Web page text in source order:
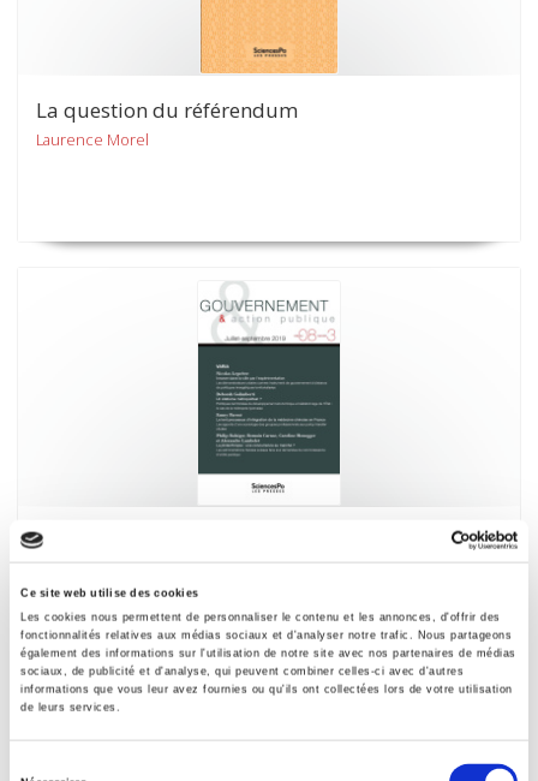
Ce site web utilise des cookies
Les cookies nous permettent de personnaliser le contenu et les annonces, d'offrir des
fonctionnalités relatives aux médias sociaux et d'analyser notre trafic. Nous partageons
également des informations sur l'utilisation de notre site avec nos partenaires de médias
sociaux, de publicité et d'analyse, qui peuvent combiner celles-ci avec d'autres
informations que vous leur avez fournies ou qu'ils ont collectées lors de votre utilisation
de leurs services.
La question du référendum
Laurence Morel
Gouvernement & action publique 08-3, juillet-
septembre 2019
Varia
et al.